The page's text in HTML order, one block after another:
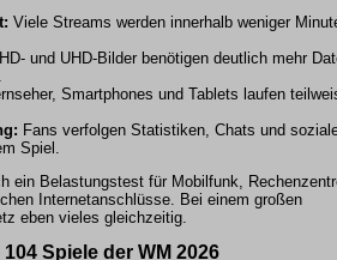
Viele Streams werden innerhalb weniger
HD- und UHD-Bilder benötigen deutlich mehr
Smartphones und Tablets laufen
Fans verfolgen Statistiken, Chats und
Spiel.
ein Belastungstest für Mobilfunk,
Internetanschlüsse. Bei einem großen
eben vieles gleichzeitig.
Spiele der WM 2026